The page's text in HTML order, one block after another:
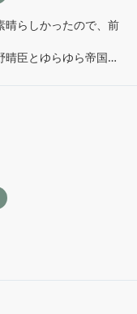
晴らしかったので、前
臣とゆらゆら帝国を